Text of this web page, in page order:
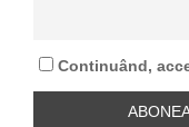
Continuând,